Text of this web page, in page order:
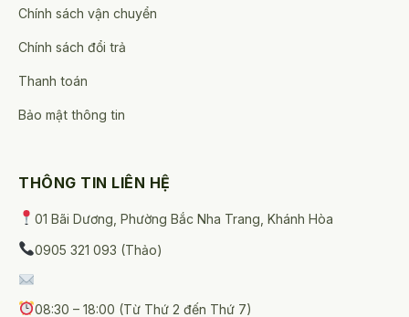
Chính sách vận chuyển
Chính sách đổi trả
Thanh toán
Bảo mật thông tin
THÔNG TIN LIÊN HỆ
01 Bãi Dương, Phường Bắc Nha Trang, Khánh Hòa
0905 321 093 (Thảo)
08:30 – 18:00 (Từ Thứ 2 đến Thứ 7)